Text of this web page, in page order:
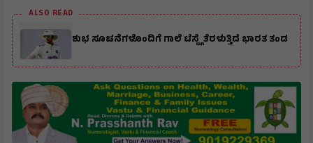
ALSO READ
ಶುಭ ಸೂಚನೆಗಳೊಂದಿಗೆ ಗಾಲೆ ಟೆಸ್ಟ್ಗೆ ತೆರಳುತ್ತಿದೆ ಭಾರತ ತಂಡ